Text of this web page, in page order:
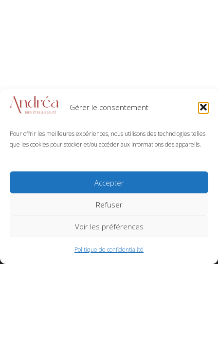
Gérer le consentement
Pour offrir les meilleures expériences, nous utilisons des technologies telles
que les cookies pour stocker et/ou accéder aux informations des appareils.
Accepter
Refuser
Voir les préférences
Politique de confidentialité
+ 92 ( 8800 ) 6930